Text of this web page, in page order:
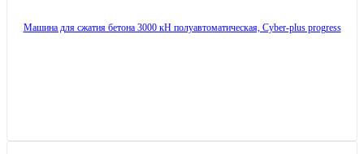
Машина для сжатия бетона 3000 кН полуавтоматическая, Cyber-plus progress